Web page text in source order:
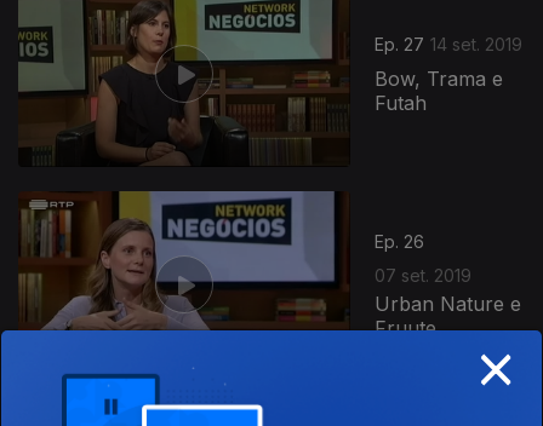
Ep. 27 14 set. 2019
Bow, Trama e
Futah
Ep. 26
07 set. 2019
Urban Nature e
Fruute
×